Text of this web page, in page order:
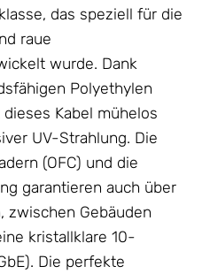
das speziell für die
raue
wurde. Dank
Polyethylen
Kabel mühelos
UV-Strahlung. Die
(OFC) und die
garantieren auch über
zwischen Gebäuden
kristallklare 10-
Die perfekte